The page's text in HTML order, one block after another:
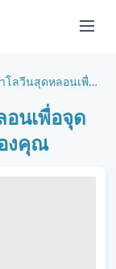
หน้าระบายสีฮาโลวีนสุดหลอนเพื่อจุดประกายจินตนาการของคุณ
นเพื่อจุด
งคุณ